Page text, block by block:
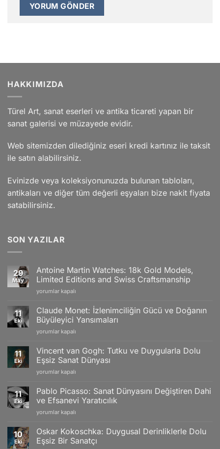
HAKKIMIZDA
Türel Art, sanat eserleri ve antika ticareti yapan bir
sanat galerisi ve müzayede evidir.
Web sitemizden dilediğiniz eseri kredi kartınız ile taksit
ile satın alabilirsiniz.
Evinizde veya koleksiyonunuzda bulunan tabloları,
antikaları ve diğer tüm değerli eşyaları bize nakit fiyata
satabilirsiniz.
SON YAZILAR
29
May
Antoine Martin Watches: 18k Gold Models,
Limited Editions and Swiss Craftsmanship
Antoine
Watches:
18k
Gold
Models,
Editions
and
Swiss
Craftsmanship
yorumlar kapalı
11
Eki
Claude Monet: İzlenimciliğin Gücü ve Doğanın
Büyüleyici Yansımaları
Claude
İzlenimciliğin
Gücü
ve
Doğanın
Yansımaları
için
yorumlar kapalı
11
Eki
Vincent van Gogh: Tutku ve Duygularla Dolu
Eşsiz Sanat Dünyası
Vincent
Gogh:
Tutku
ve
Duygularla
Eşsiz
Sanat
Dünyası
yorumlar kapalı
11
Eki
Pablo Picasso: Sanat Dünyasını Değiştiren Dahi
ve Efsanevi Yaratıcılık
Pablo
Sanat
Dünyasını
Değiştiren
yorumlar kapalı
10
Eki
Oskar Kokoschka: Duygusal Derinliklerle Dolu
Eşsiz Bir Sanatçı